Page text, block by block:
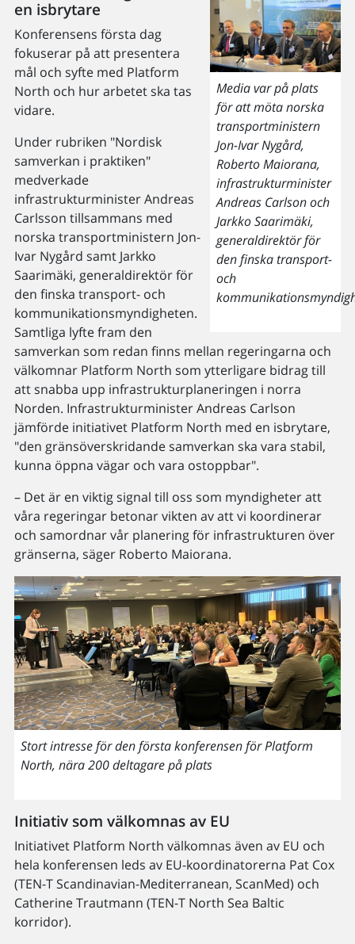
Media var på plats
för att möta norska
transportministern
Jon-Ivar Nygård,
Roberto Maiorana,
infrastrukturminister
Andreas Carlson och
Jarkko Saarimäki,
generaldirektör för
den finska transport-
och
en isbrytare
Konferensens första dag
fokuserar på att presentera
mål och syfte med Platform
North och hur arbetet ska tas
vidare.
Under rubriken "Nordisk
samverkan i praktiken"
medverkade
infrastrukturminister Andreas
Carlsson tillsammans med
norska transportministern Jon-
Ivar Nygård samt Jarkko
Saarimäki, generaldirektör för
den finska transport- och
kommunikationsmyndigheten.
Samtliga lyfte fram den
samverkan som redan finns mellan regeringarna och
välkomnar Platform North som ytterligare bidrag till
att snabba upp infrastrukturplaneringen i norra
Norden. Infrastrukturminister Andreas Carlson
jämförde initiativet Platform North med en isbrytare,
"den gränsöverskridande samverkan ska vara stabil,
kunna öppna vägar och vara ostoppbar".
– Det är en viktig signal till oss som myndigheter att
våra regeringar betonar vikten av att vi koordinerar
och samordnar vår planering för infrastrukturen över
gränserna, säger Roberto Maiorana.
Stort intresse för den första konferensen för Platform
North, nära 200 deltagare på plats
Initiativ som välkomnas av EU
Initiativet Platform North välkomnas även av EU och
hela konferensen leds av EU-koordinatorerna Pat Cox
(TEN-T Scandinavian-Mediterranean, ScanMed) och
Catherine Trautmann (TEN-T North Sea Baltic
korridor).